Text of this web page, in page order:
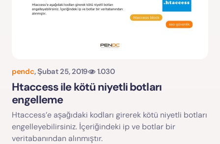
pendc, Şubat 25, 2019 1.030
Htaccess ile kötü niyetli botları
engelleme
Htaccess’e aşağıdaki kodları girerek kötü niyetli botları
engelleyebilirsiniz. İçeriğindeki ip ve botlar bir
veritabanından alınmıştır.